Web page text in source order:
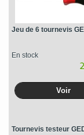
Jeu de 6 tournevis
En stock
Voir
Tournevis testeur